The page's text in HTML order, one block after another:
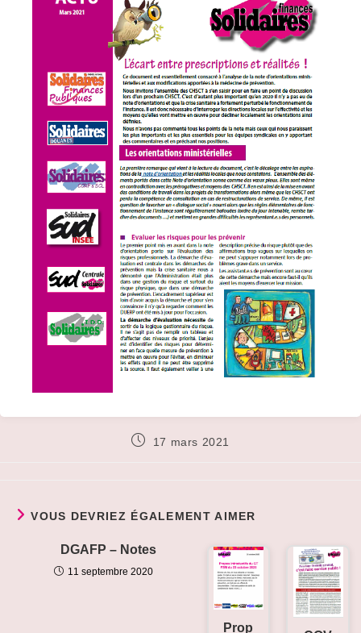
Publication
17 mars 2021
VOUS DEVRIEZ ÉGALEMENT AIMER
Prop
DGAFP – Notes
11 septembre 2020